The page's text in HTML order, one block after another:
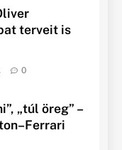
terveit is
0
„túl öreg” –